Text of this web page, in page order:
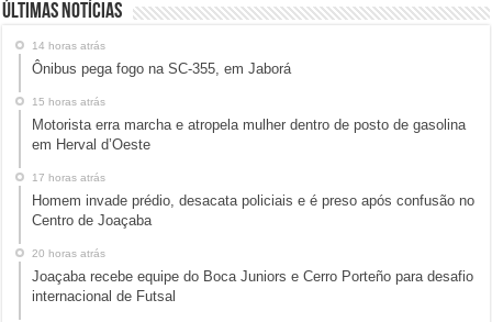
Últimas Notícias
14 horas atrás
Ônibus pega fogo na SC-355, em Jaborá
15 horas atrás
Motorista erra marcha e atropela mulher dentro de posto de gasolina
em Herval d’Oeste
17 horas atrás
Homem invade prédio, desacata policiais e é preso após confusão no
Centro de Joaçaba
20 horas atrás
Joaçaba recebe equipe do Boca Juniors e Cerro Porteño para desafio
internacional de Futsal